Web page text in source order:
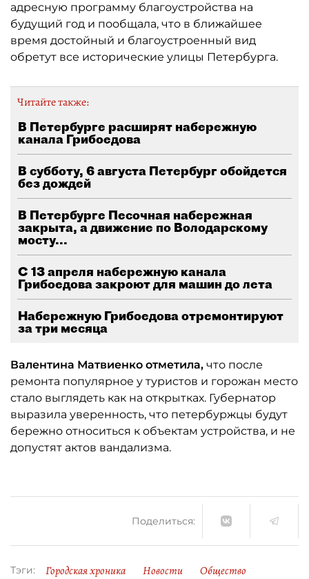
адресную программу благоустройства на
будущий год и пообщала, что в ближайшее
время достойный и благоустроенный вид
обретут все исторические улицы Петербурга.
Читайте также:
В Петербурге расширят набережную
канала Грибоедова
В субботу, 6 августа Петербург обойдется
без дождей
В Петербурге Песочная набережная
закрыта, а движение по Володарскому
мосту...
С 13 апреля набережную канала
Грибоедова закроют для машин до лета
Набережную Грибоедова отремонтируют
за три месяца
Валентина Матвиенко отметила, что после
ремонта популярное у туристов и горожан место
стало выглядеть как на открытках. Губернатор
выразила уверенность, что петербуржцы будут
бережно относиться к объектам устройства, и не
допустят актов вандализма.
Поделиться:
Тэги: Городская хроника Новости Общество